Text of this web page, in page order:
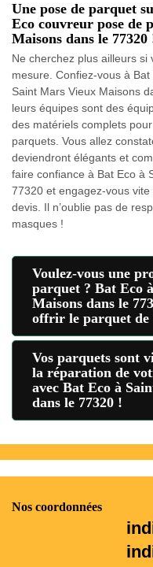
Une pose de parquet
Eco couvreur pose de
Maisons dans le 77320
Ne cherchez plus ailleurs
mesure. Confiez-vous à
Saint Mars Vieux Maisons
leurs équipes sont des
des matériels complets
parquets. Vous allez
deviendront élégants et
faire confiance à Bat Eco à
77320 et engagez-vous
devis. Il n’oublie pas de
masques !
Voulez-vous une
parquet ? Bat Eco
Maisons dans le
offrir le parquet de
Vos parquets sont
la réparation de
avec Bat Eco à
dans le 77320 !
Nos coordonnées